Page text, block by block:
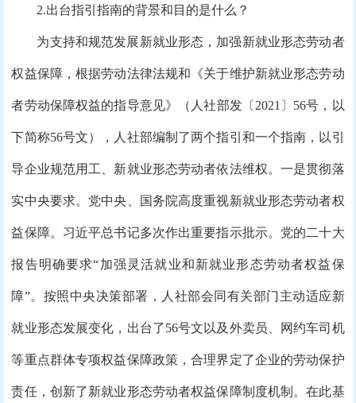
2.出台指引指南的背景和目的是什么？
为支持和规范发展新就业形态，加强新就业形态劳动者
权益保障，根据劳动法律法规和《关于维护新就业形态劳动
者劳动保障权益的指导意见》（人社部发〔2021〕56号，以
下简称56号文），人社部编制了两个指引和一个指南，以引
导企业规范用工、新就业形态劳动者依法维权。一是贯彻落
实中央要求。党中央、国务院高度重视新就业形态劳动者权
益保障。习近平总书记多次作出重要指示批示。党的二十大
报告明确要求“加强灵活就业和新就业形态劳动者权益保
障”。按照中央决策部署，人社部会同有关部门主动适应新
就业形态发展变化，出台了56号文以及外卖员、网约车司机
等重点群体专项权益保障政策，合理界定了企业的劳动保护
责任，创新了新就业形态劳动者权益保障制度机制。在此基